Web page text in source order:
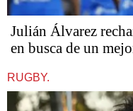
Julián Álvarez
en busca de un
RUGBY.